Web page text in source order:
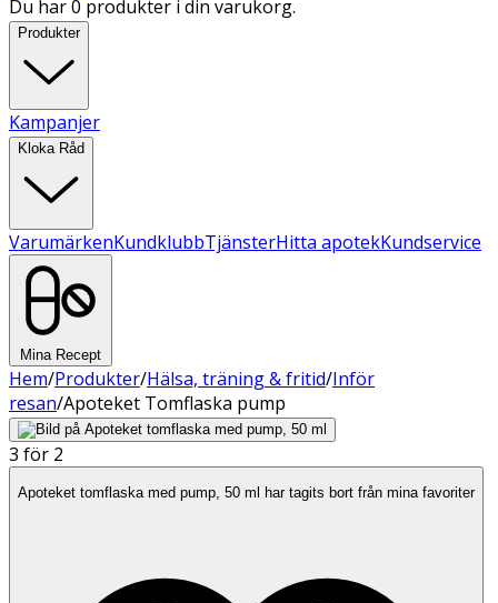
Du har 0 produkter i din varukorg.
Produkter
Kampanjer
Kloka Råd
VarumärkenKundklubbTjänsterHitta apotekKundservice
Mina Recept
Hem/Produkter/Hälsa, träning & fritid/Inför
resan/Apoteket Tomflaska pump
3 för 2
Apoteket tomflaska med pump, 50 ml har tagits bort från mina favoriter